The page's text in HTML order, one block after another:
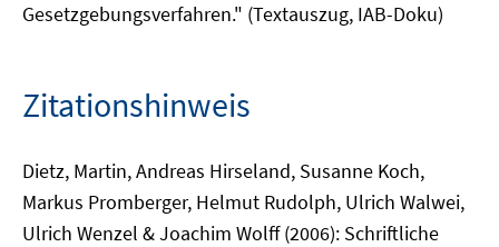
Gesetzgebungsverfahren." (Textauszug, IAB-Doku)
Zitationshinweis
Dietz, Martin, Andreas Hirseland, Susanne Koch,
Markus Promberger, Helmut Rudolph, Ulrich Walwei,
Ulrich Wenzel & Joachim Wolff (2006): Schriftliche